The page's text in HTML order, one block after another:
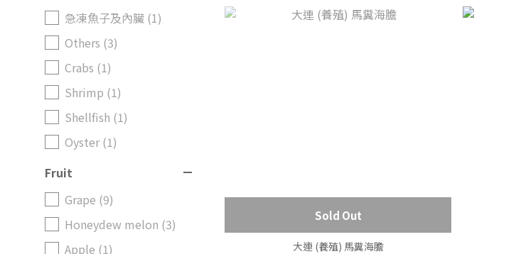
急凍魚子及內臟 (1)
Others (3)
Crabs (1)
Shrimp (1)
Shellfish (1)
Oyster (1)
Fruit
Grape (9)
Honeydew melon (3)
Apple (1)
Sold Out
大連 (養殖) 馬糞海膽